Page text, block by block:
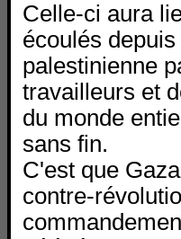
Celle-ci aura
écoulés
palestinienne
travailleurs et
du monde
sans fin.
C'est que
contre-